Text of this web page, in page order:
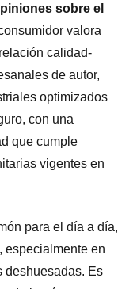
sobre el
valora
calidad-
de autor,
optimizados
con una
que cumple
vigentes en
para el día a día,
especialmente en
deshuesadas. Es